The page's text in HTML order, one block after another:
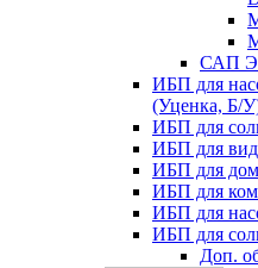
САП
ИБП для
(Уценка, Б/
ИБП для
ИБП для
ИБП для
ИБП для
ИБП для
ИБП для
Доп.